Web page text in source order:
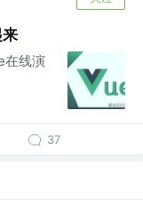
在线演
37